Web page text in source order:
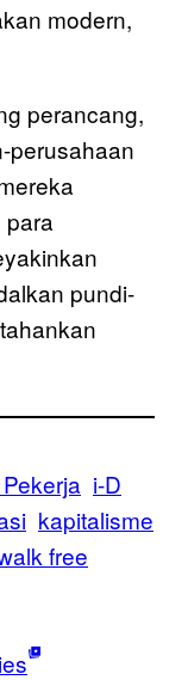
modern,
perancang,
perusahaan
para
pundi-
i-D
kapitalisme
free